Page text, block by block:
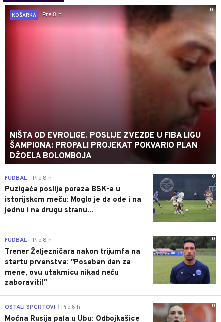
0
KOŠARKA
Pre 8 h
NIŠTA OD EVROLIGE, POSLIJE ZVEZDE U FIBA LIGU
ŠAMPIONA: PROPALI PROJEKAT POKVARIO PLAN
DŽOELA BOLOMBOJA
0
FUDBAL Pre 8 h
Puzigaća poslije poraza BSK-a u
istorijskom meču: Moglo je da ode i na
jednu i na drugu stranu...
0
FUDBAL Pre 8 h
Trener Željezničara nakon trijumfa na
startu prvenstva: "Poseban dan za
mene, ovu utakmicu nikad neću
zaboraviti!"
0
OSTALI SPORTOVI Pre 8 h
Moćna Rusija pala u Ubu: Odbojkašice